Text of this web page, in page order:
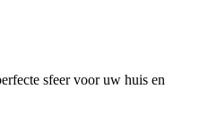
sfeer voor uw huis en